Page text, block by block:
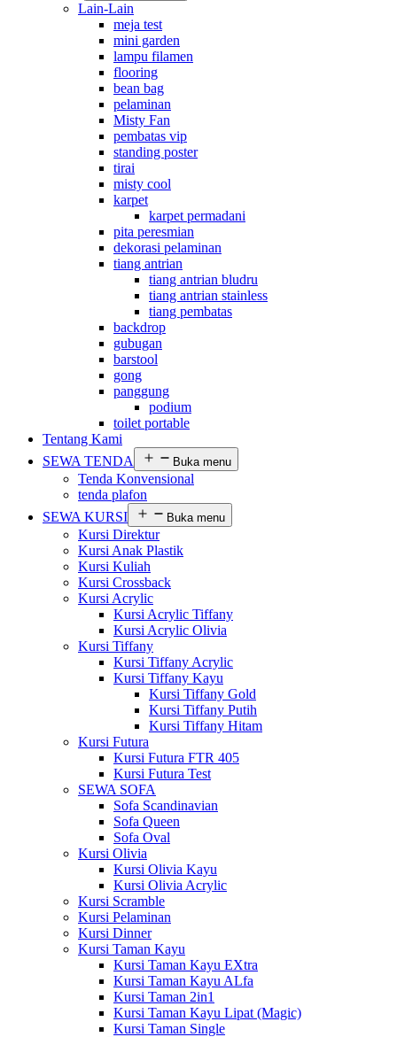
Lain-Lain
meja test
mini garden
lampu filamen
flooring
bean bag
pelaminan
Misty Fan
pembatas vip
standing poster
tirai
misty cool
karpet
karpet permadani
pita peresmian
dekorasi pelaminan
tiang antrian
tiang antrian bludru
tiang antrian stainless
tiang pembatas
backdrop
gubugan
barstool
gong
panggung
podium
toilet portable
Tentang Kami
SEWA TENDA
Buka menu
Tenda Konvensional
tenda plafon
SEWA KURSI
Buka menu
Kursi Direktur
Kursi Anak Plastik
Kursi Kuliah
Kursi Crossback
Kursi Acrylic
Kursi Acrylic Tiffany
Kursi Acrylic Olivia
Kursi Tiffany
Kursi Tiffany Acrylic
Kursi Tiffany Kayu
Kursi Tiffany Gold
Kursi Tiffany Putih
Kursi Tiffany Hitam
Kursi Futura
Kursi Futura FTR 405
Kursi Futura Test
SEWA SOFA
Sofa Scandinavian
Sofa Queen
Sofa Oval
Kursi Olivia
Kursi Olivia Kayu
Kursi Olivia Acrylic
Kursi Scramble
Kursi Pelaminan
Kursi Dinner
Kursi Taman Kayu
Kursi Taman Kayu EXtra
Kursi Taman Kayu ALfa
Kursi Taman 2in1
Kursi Taman Kayu Lipat (Magic)
Kursi Taman Single